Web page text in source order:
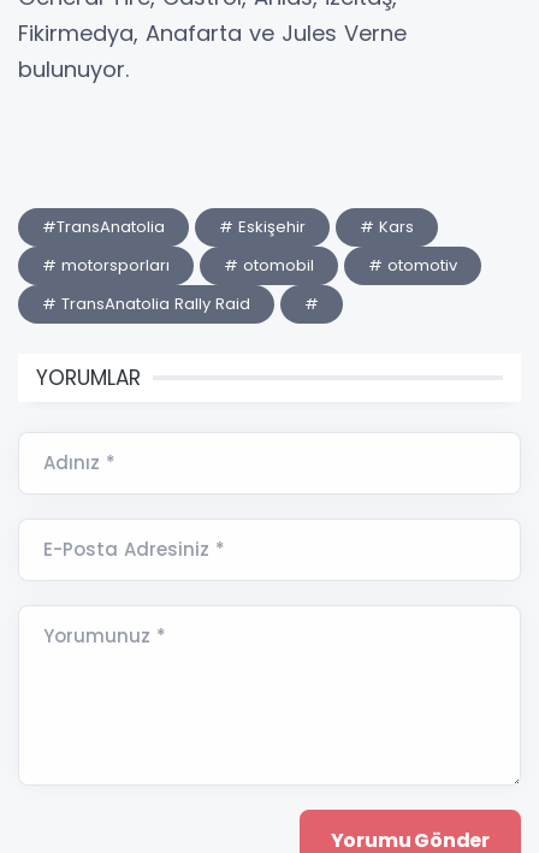
Fikirmedya, Anafarta ve Jules Verne
bulunuyor.
#TransAnatolia # Eskişehir
# Kars
# motorsporları
# otomobil
# otomotiv
# TransAnatolia Rally Raid
#
YORUMLAR
Adınız *
E-Posta Adresiniz *
Yorumunuz *